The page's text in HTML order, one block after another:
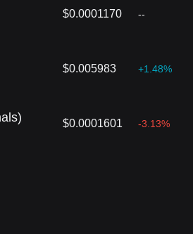
$0.0001170 --
$0.005983 +1.48%
$0.0001601 -3.13%